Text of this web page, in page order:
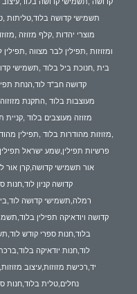
תשמישי קדושה בלוד,טליתות
מוצרי יהדות ,קלף מזוזה
ומזוזות ,תפילין לבר מצווה
בית ,חנוכת ביל בלוד ,תשמישי
קדושה חב"ד לוד,הנחת
מעוצבות בלוד ,התקנת
מזוזה מעוצבים בלוד ,קניית
,מזוזות מהודרות בלוד ,תפילין
אור תשמישי קדושה,קרן אור
קדושה קניון
רמלה,תשמישי קדושה
קדושה ויודאיקה תפילין
בלוד,חנות ספרי קודש
לוד,חנות יודאיקה
יד,רכישת מזוזות,עיצוב
נחלים,טלית בלוד,חנות